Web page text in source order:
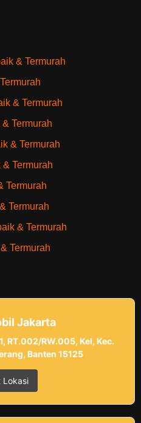
& Termurah
& Termurah
Termurah
& Termurah
Termurah
Termurah
Termurah
& Termurah
Termurah
Jakarta
RT.002/RW.005, Kel, Kec.
Banten 15125
Lokasi